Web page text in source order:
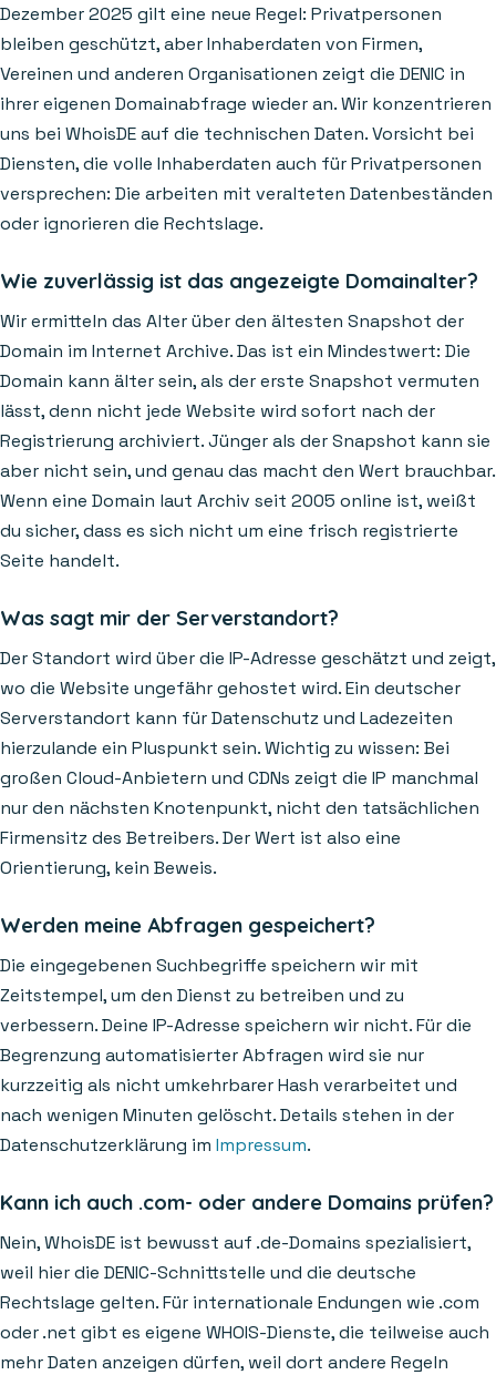
Dezember 2025 gilt eine neue Regel: Privatpersonen
bleiben geschützt, aber Inhaberdaten von Firmen,
Vereinen und anderen Organisationen zeigt die DENIC in
ihrer eigenen Domainabfrage wieder an. Wir konzentrieren
uns bei WhoisDE auf die technischen Daten. Vorsicht bei
Diensten, die volle Inhaberdaten auch für Privatpersonen
versprechen: Die arbeiten mit veralteten Datenbeständen
oder ignorieren die Rechtslage.
Wie zuverlässig ist das angezeigte Domainalter?
Wir ermitteln das Alter über den ältesten Snapshot der
Domain im Internet Archive. Das ist ein Mindestwert: Die
Domain kann älter sein, als der erste Snapshot vermuten
lässt, denn nicht jede Website wird sofort nach der
Registrierung archiviert. Jünger als der Snapshot kann sie
aber nicht sein, und genau das macht den Wert brauchbar.
Wenn eine Domain laut Archiv seit 2005 online ist, weißt
du sicher, dass es sich nicht um eine frisch registrierte
Seite handelt.
Was sagt mir der Serverstandort?
Der Standort wird über die IP-Adresse geschätzt und zeigt,
wo die Website ungefähr gehostet wird. Ein deutscher
Serverstandort kann für Datenschutz und Ladezeiten
hierzulande ein Pluspunkt sein. Wichtig zu wissen: Bei
großen Cloud-Anbietern und CDNs zeigt die IP manchmal
nur den nächsten Knotenpunkt, nicht den tatsächlichen
Firmensitz des Betreibers. Der Wert ist also eine
Orientierung, kein Beweis.
Werden meine Abfragen gespeichert?
Die eingegebenen Suchbegriffe speichern wir mit
Zeitstempel, um den Dienst zu betreiben und zu
verbessern. Deine IP-Adresse speichern wir nicht. Für die
Begrenzung automatisierter Abfragen wird sie nur
kurzzeitig als nicht umkehrbarer Hash verarbeitet und
nach wenigen Minuten gelöscht. Details stehen in der
Datenschutzerklärung im Impressum.
Kann ich auch .com- oder andere Domains prüfen?
Nein, WhoisDE ist bewusst auf .de-Domains spezialisiert,
weil hier die DENIC-Schnittstelle und die deutsche
Rechtslage gelten. Für internationale Endungen wie .com
oder .net gibt es eigene WHOIS-Dienste, die teilweise auch
mehr Daten anzeigen dürfen, weil dort andere Regeln